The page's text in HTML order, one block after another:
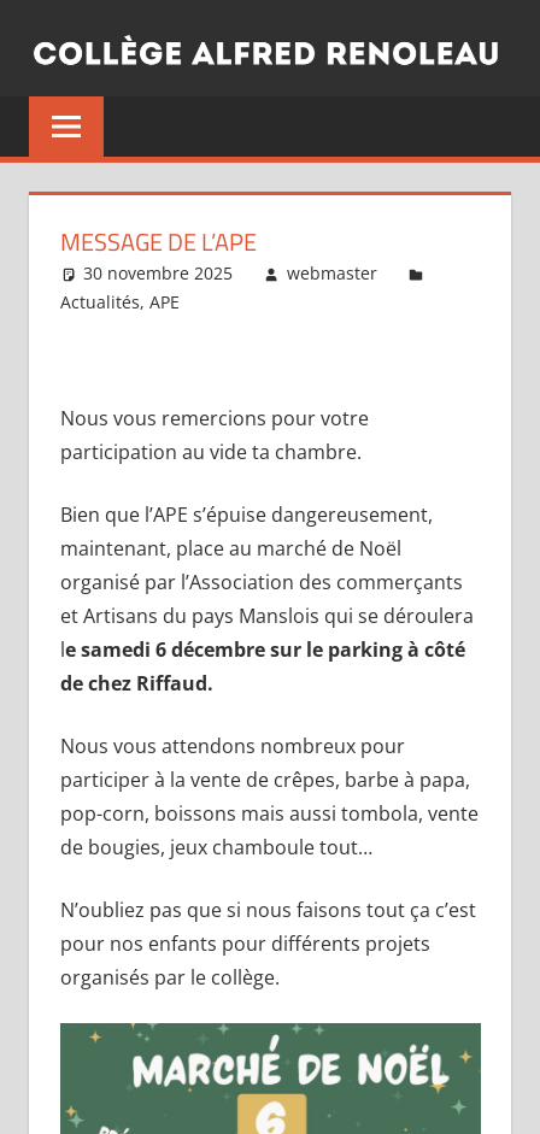
MESSAGE DE L’APE
30 novembre 2025
webmaster
Actualités, APE
Nous vous remercions pour votre
participation au vide ta chambre.
Bien que l’APE s’épuise dangereusement,
maintenant, place au marché de Noël
organisé par l’Association des commerçants
et Artisans du pays Manslois qui se déroulera
le samedi 6 décembre sur le parking à côté
de chez Riffaud.
Nous vous attendons nombreux pour
participer à la vente de crêpes, barbe à papa,
pop-corn, boissons mais aussi tombola, vente
de bougies, jeux chamboule tout…
N’oubliez pas que si nous faisons tout ça c’est
pour nos enfants pour différents projets
organisés par le collège.